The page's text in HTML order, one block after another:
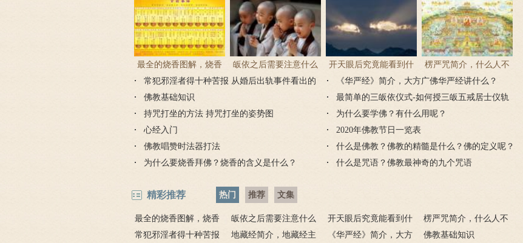
最全的烧香图解，烧香
有何含义与讲究？
皈依之后需要注意什么
吗 皈依佛门后的注意事
开天眼后究竟能看到什
么？
楞严咒简介，什么人不
能念楞严咒？
常犯邪淫者得十种苦报 从婚后出轨事件看出的
因果报应
《华严经》简介，大方广佛华严经讲什么？
佛教基础知识
最简单的三皈依仪式-如何授三皈五戒居士仪轨
持咒打坐的方法 持咒打坐的姿势图
为什么要学佛？有什么用呢？
心经入门
2020年佛教节日一览表
佛教唱赞时法器打法
什么是佛教？佛教的精髓是什么？佛的定义呢？
为什么要烧香拜佛？烧香的含义是什么？
什么是咒语？佛教最神奇的九个咒语
精彩推荐 热门 推荐 文集
最全的烧香图解，烧香
有何含义与讲究？
皈依之后需要注意什么
吗 皈依佛门后的注意事
开天眼后究竟能看到什
么？
楞严咒简介，什么人不
能念楞严咒？
常犯邪淫者得十种苦报
地藏经简介，地藏经主
《华严经》简介，大方
佛教基础知识